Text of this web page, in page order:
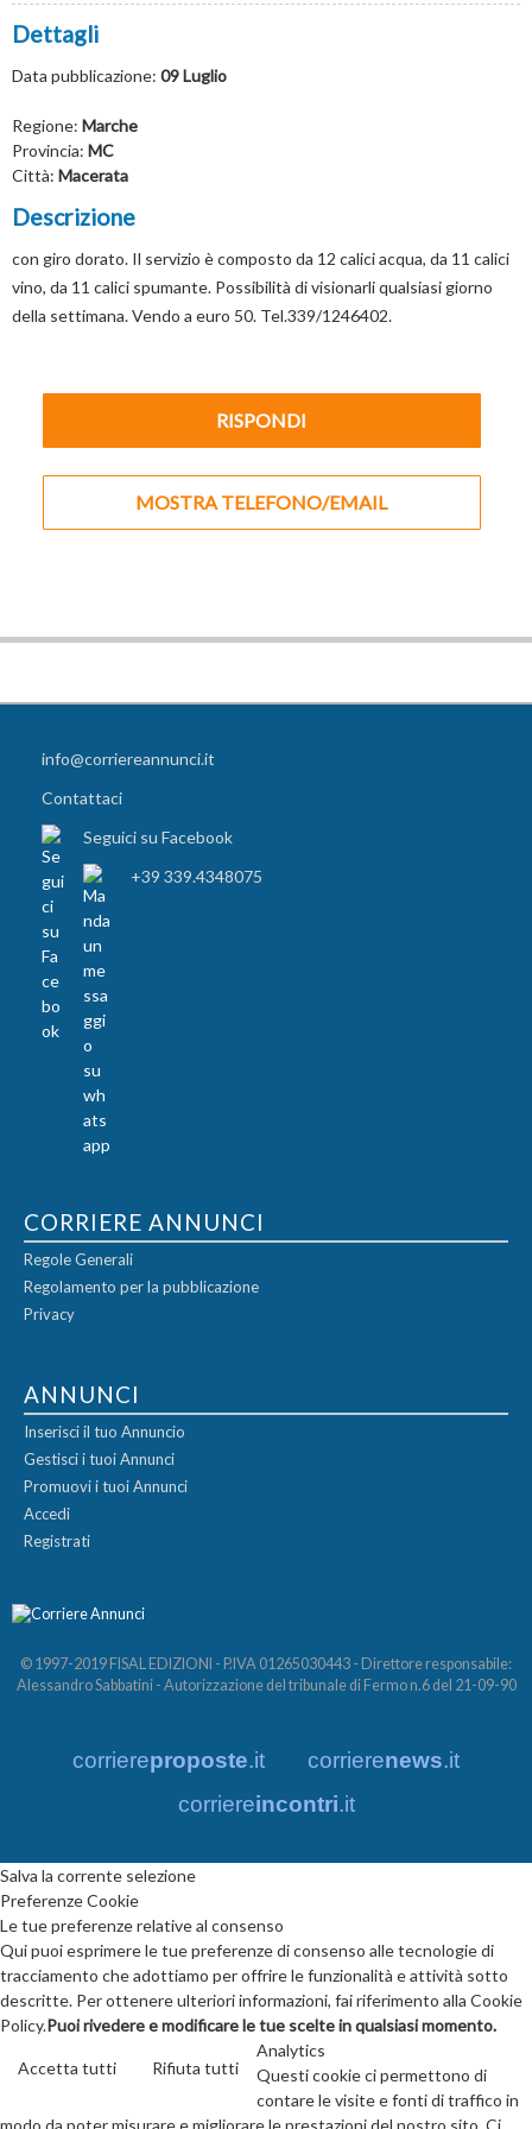
Dettagli
Data pubblicazione: 09 Luglio
Regione: Marche
Provincia: MC
Città: Macerata
Descrizione
con giro dorato. Il servizio è composto da 12 calici acqua, da 11 calici
vino, da 11 calici spumante. Possibilità di visionarli qualsiasi giorno
della settimana. Vendo a euro 50. Tel.339/1246402.
RISPONDI
MOSTRA TELEFONO/EMAIL
info@corriereannunci.it
Contattaci
Seguici su Facebook
+39 339.4348075
CORRIERE ANNUNCI
Regole Generali
Regolamento per la pubblicazione
Privacy
ANNUNCI
Inserisci il tuo Annuncio
Gestisci i tuoi Annunci
Promuovi i tuoi Annunci
Accedi
Registrati
© 1997-2019 FISAL EDIZIONI - P.IVA 01265030443 - Direttore responsabile:
Alessandro Sabbatini - Autorizzazione del tribunale di Fermo n.6 del 21-09-90
corriereproposte.it corrierenews.it
corriereincontri.it
Salva la corrente selezione
Preferenze Cookie
Le tue preferenze relative al consenso
Qui puoi esprimere le tue preferenze di consenso alle tecnologie di
tracciamento che adottiamo per offrire le funzionalità e attività sotto
descritte. Per ottenere ulteriori informazioni, fai riferimento alla Cookie
Policy.Puoi rivedere e modificare le tue scelte in qualsiasi momento.
Accetta tutti Rifiuta tutti
Analytics
Questi cookie ci permettono di
contare le visite e fonti di traffico in